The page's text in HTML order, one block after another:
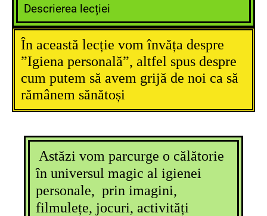
Descrierea lecției
În această lecție vom învăța despre
”Igiena personală”, altfel spus despre
cum putem să avem grijă de noi ca să
rămânem sănătoși
Astăzi vom parcurge o călătorie
în universul magic al igienei
personale, prin imagini,
filmulețe, jocuri, activități